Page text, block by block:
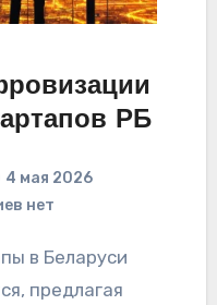
РБ
4 мая 2026
нет
предлагая